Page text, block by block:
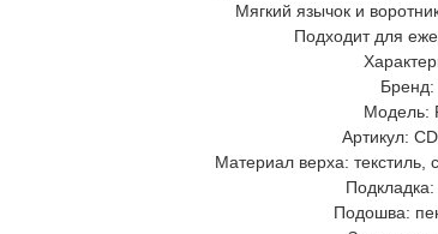
Мягкий язычок и
Подходит для
Бренд:
Модель:
Артикул:
Материал верха: текстиль,
Подкладка:
Подошва: